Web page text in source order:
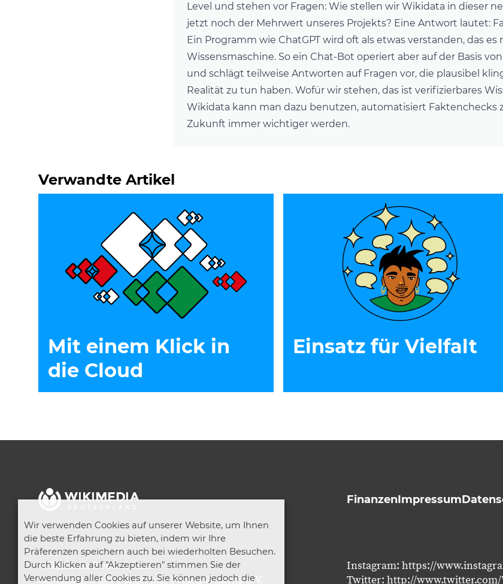
Level und stehen vor Fragen: Wie stellen wir Wikidata in dieser
jetzt noch der Mehrwert unseres Projekts? Eine Antwort lautet:
Ein Programm wie ChatGPT wird oft als etwas verstanden, das
Wissensmaschine. So ein Chat-Bot operiert aber auf der Basis
und schlägt teilweise Antworten auf Fragen vor, die plausibel
Realität zu tun haben. Wofür wir stehen, das ist verifizierbares
Wikidata kann man dazu benutzen, automatisiert Faktenchecks
Zukunft immer wichtiger werden.
Verwandte Artikel
Mit einem Klick in
die Cloud
Einsatz für Vielfalt
FinanzenImpressum
Wikimedia Deutschland
Gesellschaft zur Förderung Freien Wissens e. V.
Instagram: https://
Twitter: http://
Wir verwenden Cookies auf unserer Website, um Ihnen
die beste Erfahrung zu bieten, indem wir Ihre
Präferenzen speichern auch bei wiederholten Besuchen.
Durch Klicken auf "Akzeptieren" stimmen Sie der
Verwendung aller Cookies zu. Sie können jedoch die